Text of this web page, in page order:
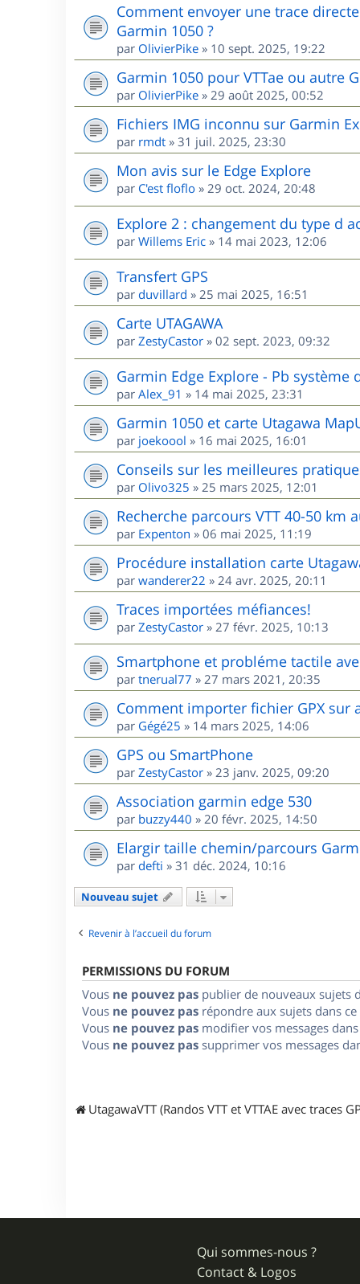
Comment envoyer une trace
Garmin 1050 ?
par OlivierPike » 10 sept. 2025, 19:22
Garmin 1050 pour VTTae ou autre
par OlivierPike » 29 août 2025, 00:52
Fichiers IMG inconnu sur Garmin
par rmdt » 31 juil. 2025, 23:30
Mon avis sur le Edge Explore
par C'est floflo » 29 oct. 2024, 20:48
Explore 2 : changement du type d
par Willems Eric » 14 mai 2023, 12:06
Transfert GPS
par duvillard » 25 mai 2025, 16:51
Carte UTAGAWA
par ZestyCastor » 02 sept. 2023, 09:32
Garmin Edge Explore - Pb système
par Alex_91 » 14 mai 2025, 23:31
Garmin 1050 et carte Utagawa
par joekoool » 16 mai 2025, 16:01
Conseils sur les meilleures
par Olivo325 » 25 mars 2025, 12:01
Recherche parcours VTT 40-50 km
par Expenton » 06 mai 2025, 11:19
Procédure installation carte
par wanderer22 » 24 avr. 2025, 20:11
Traces importées méfiances!
par ZestyCastor » 27 févr. 2025, 10:13
Smartphone et probléme tactile
par tnerual77 » 27 mars 2021, 20:35
Comment importer fichier GPX sur
par Gégé25 » 14 mars 2025, 14:06
GPS ou SmartPhone
par ZestyCastor » 23 janv. 2025, 09:20
Association garmin edge 530
par buzzy440 » 20 févr. 2025, 14:50
Elargir taille chemin/parcours
par defti » 31 déc. 2024, 10:16
Nouveau sujet
Revenir à l’accueil du forum
PERMISSIONS DU FORUM
Vous ne pouvez pas publier de nouveaux sujets
Vous ne pouvez pas répondre aux sujets dans
Vous ne pouvez pas modifier vos messages
Vous ne pouvez pas supprimer vos messages
UtagawaVTT (Randos VTT et VTTAE avec traces
Qui sommes-nous ?
Contact & Logos